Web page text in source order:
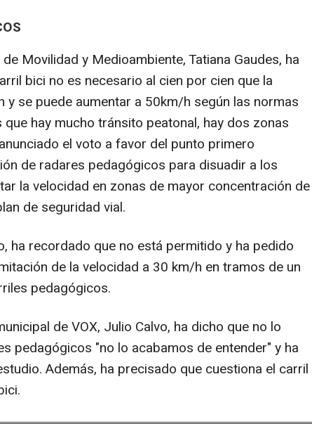
Movilidad y Medioambiente, Tatiana Gaudes, ha
bici no es necesario al cien por cien que la
y se puede aumentar a 50km/h según las normas
hay mucho tránsito peatonal, hay dos zonas
el voto a favor del punto primero
de radares pedagógicos para disuadir a los
la velocidad en zonas de mayor concentración de
de seguridad vial.
ha recordado que no está permitido y ha pedido
de la velocidad a 30 km/h en tramos de un
pedagógicos.
de VOX, Julio Calvo, ha dicho que no lo
pedagógicos "no lo acabamos de entender" y ha
Además, ha precisado que cuestiona el carril